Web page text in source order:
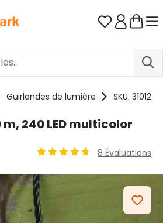
Vous avez
Guirlandes de lumière SKU: 31012
240 LED multicolor
8 Évaluations